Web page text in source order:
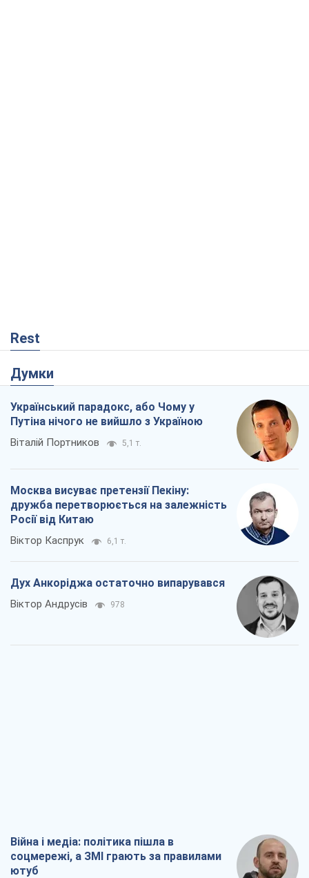
Rest
Думки
Український парадокс, або Чому у
Путіна нічого не вийшло з Україною
Віталій Портников 5,1 т.
Москва висуває претензії Пекіну:
дружба перетворюється на залежність
Росії від Китаю
Віктор Каспрук 6,1 т.
Дух Анкоріджа остаточно випарувався
Віктор Андрусів 978
Війна і медіа: політика пішла в
соцмережі, а ЗМІ грають за правилами
ютуб